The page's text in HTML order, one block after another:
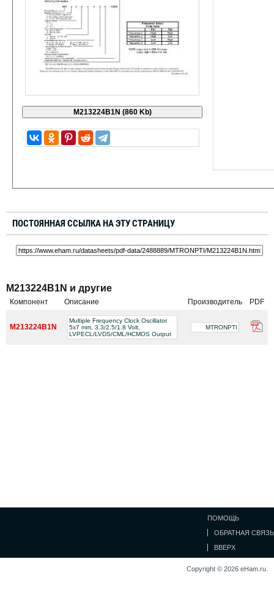
ПОСТОЯННАЯ ССЫЛКА НА ЭТУ СТРАНИЦУ
M213224B1N и другие
Компонент Описание Производитель PDF
M213224B1N
Multiple Frequency Clock Oscillator
5x7 mm, 3.3/2.5/1.8 Volt,
LVPECL/LVDS/CML/HCMOS Output
MTRONPTI
ПОМОЩЬ
ОБРАТНАЯ СВЯЗЬ
ВВЕРХ
Copyright © 2026 eHam.ru.